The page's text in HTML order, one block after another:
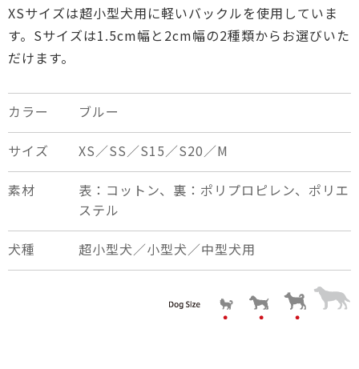
XSサイズは超小型犬用に軽いバックルを使用していま
す。Sサイズは1.5cm幅と2cm幅の2種類からお選びいた
だけます。
カラー ブルー
サイズ XS／SS／S15／S20／M
素材
表：コットン、裏：ポリプロピレン、ポリエ
ステル
犬種 超小型犬／小型犬／中型犬用
×